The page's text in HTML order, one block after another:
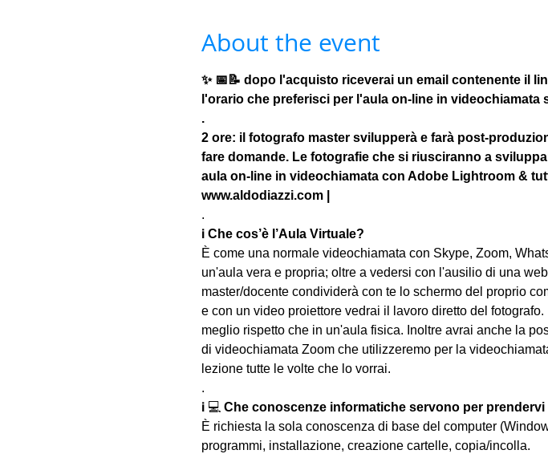
About the event
✨ 📅📝 dopo l'acquisto riceverai un email contenente il
l'orario che preferisci per l'aula on-line in videochiamata
.
2 ore: il fotografo master svilupperà e farà post-
fare domande. Le fotografie che si riusciranno a
aula on-line in videochiamata con Adobe Lightroom &
www.aldodiazzi.com |
.
ℹ Che cos’è l’Aula Virtuale?
È come una normale videochiamata con Skype, Zoom,
un'aula vera e propria; oltre a vedersi con l'ausilio di una
master/docente condividerà con te lo schermo del proprio
e con un video proiettore vedrai il lavoro diretto del
meglio rispetto che in un'aula fisica. Inoltre avrai anche la
di videochiamata Zoom che utilizzeremo per la
lezione tutte le volte che lo vorrai.
.
ℹ 💻 Che conoscenze informatiche servono per prendervi
È richiesta la sola conoscenza di base del computer
programmi, installazione, creazione cartelle, copia/incolla.